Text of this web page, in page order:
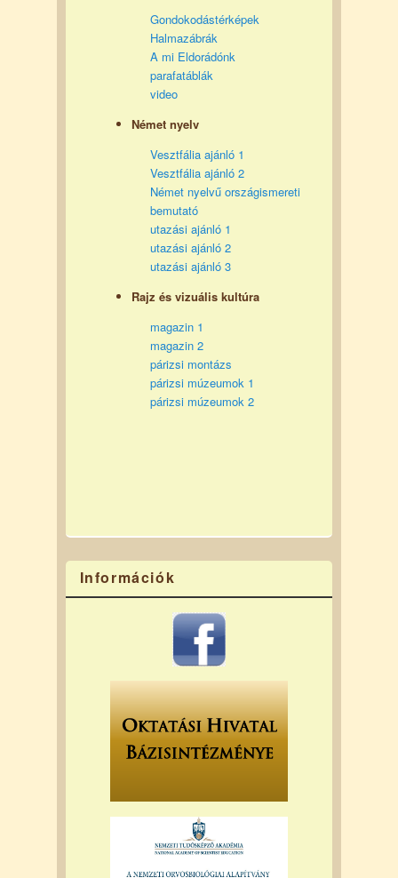
Gondokodástérképek
Halmazábrák
A mi Eldorádónk
parafatáblák
video
Német nyelv
Vesztfália ajánló 1
Vesztfália ajánló 2
Német nyelvű országismereti
bemutató
utazási ajánló 1
utazási ajánló 2
utazási ajánló 3
Rajz és vizuális kultúra
magazin 1
magazin 2
párizsi montázs
párizsi múzeumok 1
párizsi múzeumok 2
Információk